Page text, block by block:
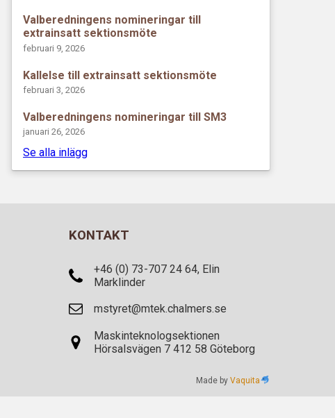
Valberedningens nomineringar till
extrainsatt sektionsmöte
februari 9, 2026
Kallelse till extrainsatt sektionsmöte
februari 3, 2026
Valberedningens nomineringar till SM3
januari 26, 2026
Se alla inlägg
KONTAKT
+46 (0) 73-707 24 64, Elin
Marklinder
mstyret@mtek.chalmers.se
Maskinteknologsektionen
Hörsalsvägen 7 412 58 Göteborg
Made byVaquita